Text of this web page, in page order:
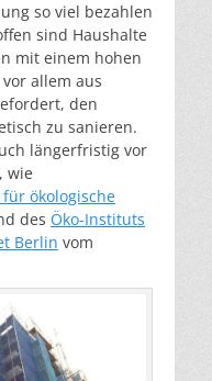
so viel bezahlen
sind Haushalte
mit einem hohen
allem aus
den
zu sanieren.
längerfristig vor
wie
ökologische
des Öko-Instituts
Berlin vom